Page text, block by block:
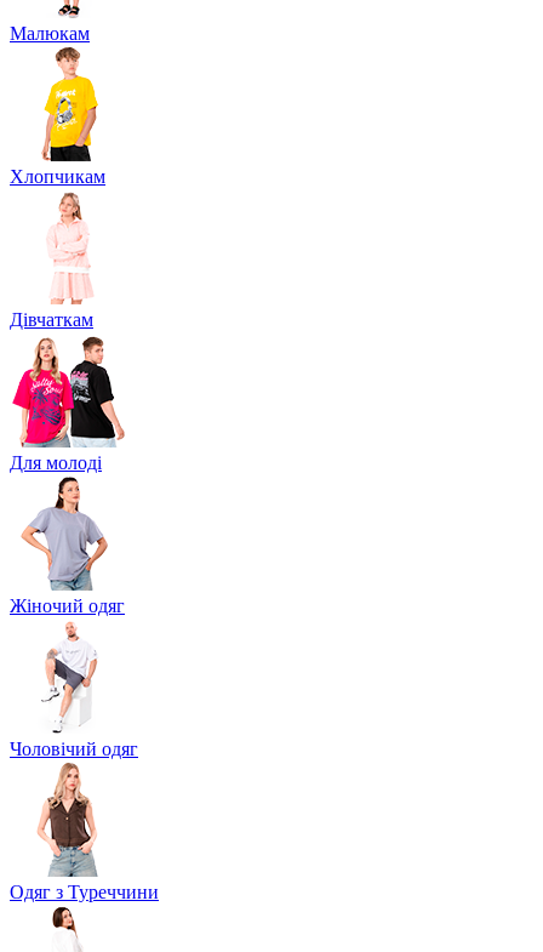
Малюкам
Хлопчикам
Дівчаткам
Для молоді
Жіночий одяг
Чоловічий одяг
Одяг з Туреччини